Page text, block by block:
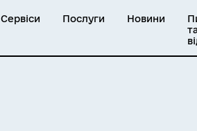
Сервіси Послуги Новини